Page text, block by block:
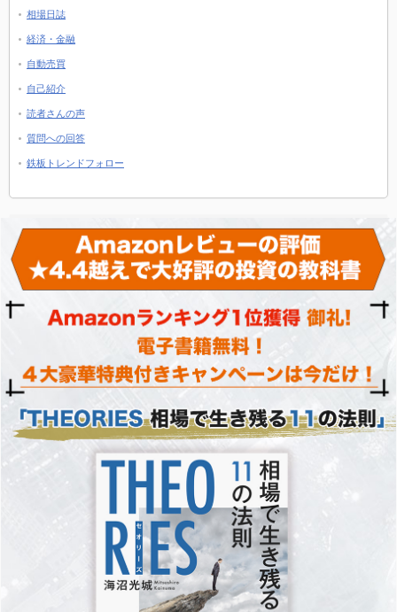
相場日誌
経済・金融
自動売買
自己紹介
読者さんの声
質問への回答
鉄板トレンドフォロー